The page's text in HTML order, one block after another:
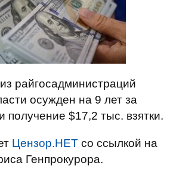
райгосадминистраций
осужден на 9 лет за
получение $17,2 тыс. взятки.
Цензор.НЕТ со ссылкой на
Генпрокурора.